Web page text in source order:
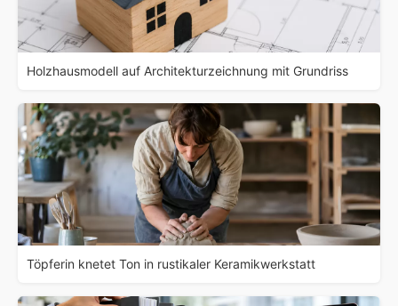
Holzhausmodell auf Architekturzeichnung mit Grundriss
Töpferin knetet Ton in rustikaler Keramikwerkstatt